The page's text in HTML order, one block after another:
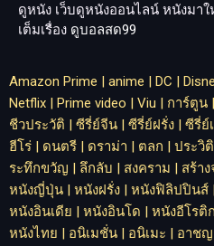
ดูหนัง เว็บดูหนังออนไลน์ หนังมา
เต็มเรื่อง ดูบอลสด99
Amazon Prime | anime | DC |
Netflix | Prime video | Viu | การ์ตูน |
ชีวประวัติ | ซีรี่ย์จีน | ซีรี่ย์ฝรั่ง | ซีรี่ย์
ฮีโร่ | ดนตรี | ดราม่า | ตลก | ประวิ
ระทึกขวัญ | ลึกลับ | สงคราม | สร้าง
หนังญี่ปุ่น | หนังฝรั่ง | หนังฟิลิปปินส์ |
หนังอินเดีย | หนังอินโด | หนังอีโรติก
หนังไทย | อนิเมชั่น | อนิเมะ | อาช